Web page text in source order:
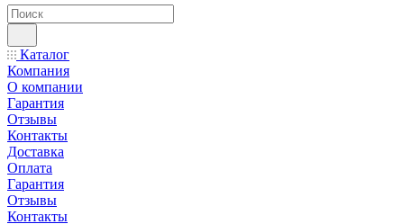
Каталог
Компания
О компании
Гарантия
Отзывы
Контакты
Доставка
Оплата
Гарантия
Отзывы
Контакты